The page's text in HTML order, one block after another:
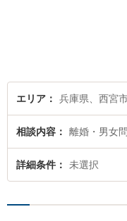
エリア 兵庫県、西宮
相談内容 離婚・男女
詳細条件 未選択